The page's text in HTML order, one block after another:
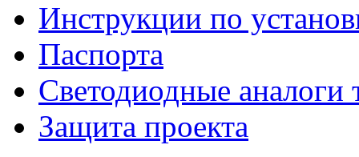
Инструкции по
Паспорта
Светодиодные аналоги
Защита проекта